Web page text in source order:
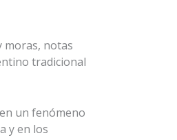
moras, notas
tradicional
un fenómeno
y en los